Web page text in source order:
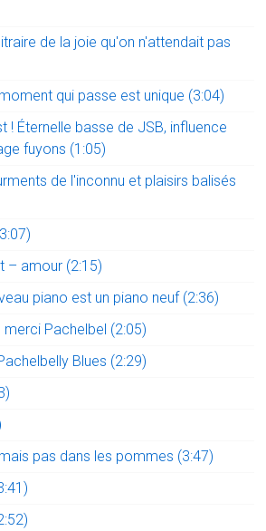
de la joie qu'on n'attendait pas
qui passe est unique (3:04)
Éternelle basse de JSB, influence
fuyons (1:05)
de l'inconnu et plaisirs balisés
– amour (2:15)
piano est un piano neuf (2:36)
merci Pachelbel (2:05)
Blues (2:29)
pas dans les pommes (3:47)